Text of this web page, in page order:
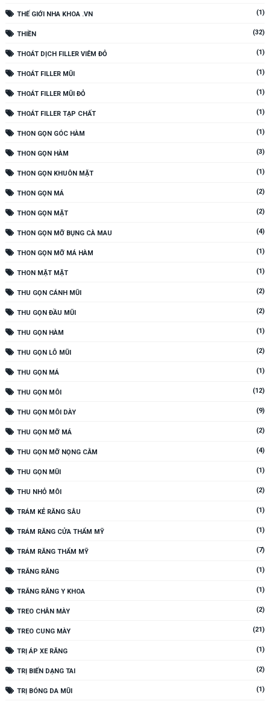
THẾ GIỚI NHA KHOA .VN (1)
THIỀN (32)
THOÁT DỊCH FILLER VIÊM ĐỎ (1)
THOÁT FILLER MŨI (1)
THOÁT FILLER MŨI ĐỎ (1)
THOÁT FILLER TẠP CHẤT (1)
THON GỌN GÓC HÀM (1)
THON GỌN HÀM (3)
THON GỌN KHUÔN MẶT (1)
THON GỌN MÁ (2)
THON GỌN MẶT (2)
THON GỌN MỠ BỤNG CÀ MAU (4)
THON GỌN MỠ MÁ HÀM (1)
THON MẶT MẶT (1)
THU GỌN CÁNH MŨI (2)
THU GỌN ĐẦU MŨI (2)
THU GỌN HÀM (1)
THU GỌN LỖ MŨI (2)
THU GỌN MÁ (1)
THU GỌN MÔI (12)
THU GỌN MÔI DÀY (9)
THU GỌN MỠ MÁ (2)
THU GỌN MỠ NỌNG CẰM (4)
THU GỌN MŨI (1)
THU NHỎ MÔI (2)
TRÁM KẺ RĂNG SÂU (1)
TRÁM RĂNG CỬA THẨM MỸ (1)
TRÁM RĂNG THẨM MỸ (7)
TRẮNG RĂNG (1)
TRẮNG RĂNG Y KHOA (1)
TREO CHÂN MÀY (2)
TREO CUNG MÀY (21)
TRỊ ÁP XE RĂNG (1)
TRỊ BIẾN DẠNG TAI (2)
TRỊ BÓNG DA MŨI (1)